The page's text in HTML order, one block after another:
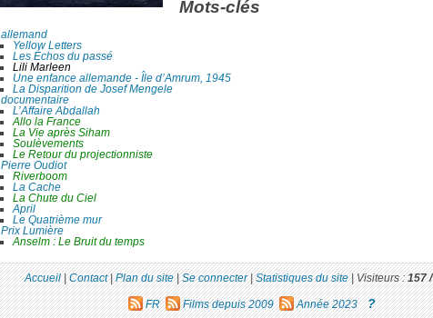
Mots-clés
allemand
Yellow Letters
Les Échos du passé
Lili Marleen
Une enfance allemande - Île d’Amrum, 1945
La Disparition de Josef Mengele
documentaire
L’Affaire Abdallah
Allo la France
La Vie après Siham
Soulèvements
Le Retour du projectionniste
Pierre Oudiot
Riverboom
La Cache
La Chute du Ciel
April
Le Quatrième mur
Prix Lumière
Anselm : Le Bruit du temps
Accueil|Contact|Plan du site|Se connecter|Statistiques du site|Visiteurs :157 /
FR Films depuis 2009 Année 2023 ?